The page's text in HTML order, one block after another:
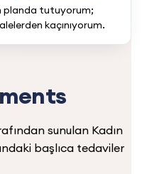
planda tutuyorum;
kaçınıyorum.
sunulan Kadın
başlıca tedaviler